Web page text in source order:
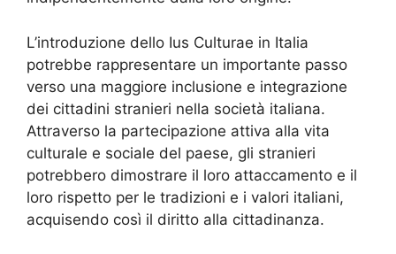
L’introduzione dello Ius Culturae in Italia
potrebbe rappresentare un importante passo
verso una maggiore inclusione e integrazione
dei cittadini stranieri nella società italiana.
Attraverso la partecipazione attiva alla vita
culturale e sociale del paese, gli stranieri
potrebbero dimostrare il loro attaccamento e il
loro rispetto per le tradizioni e i valori italiani,
acquisendo così il diritto alla cittadinanza.